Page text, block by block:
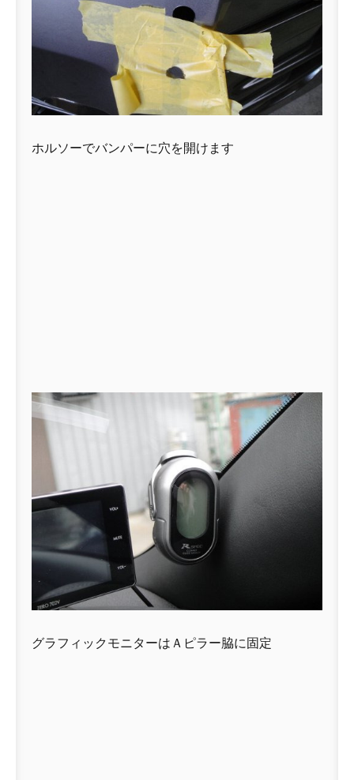
ホルソーでバンパーに穴を開けます
グラフィックモニターはＡピラー脇に固定